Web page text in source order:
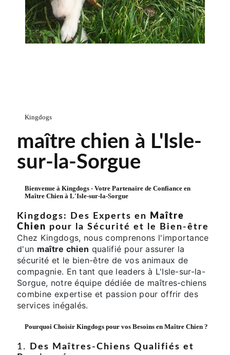
Kingdogs
maître chien à L'Isle-
sur-la-Sorgue
Bienvenue à Kingdogs - Votre Partenaire de Confiance en
Maître Chien à L'Isle-sur-la-Sorgue
Kingdogs: Des Experts en
Maître
Chien pour la Sécurité et le Bien-être
Chez Kingdogs, nous comprenons l'importance
d'un maître chien qualifié pour assurer la
sécurité et le bien-être de vos animaux de
compagnie. En tant que leaders à L'Isle-sur-la-
Sorgue, notre équipe dédiée de maîtres-chiens
combine expertise et passion pour offrir des
services inégalés.
Pourquoi Choisir Kingdogs pour vos Besoins en Maître Chien ?
1.
Des Maîtres-Chiens Qualifiés et